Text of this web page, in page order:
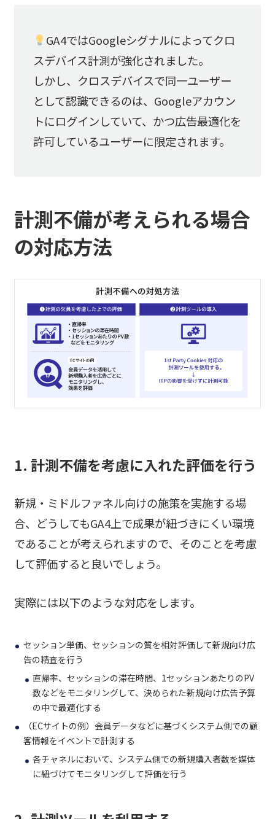
GA4ではGoogleシグナルによってクロ
スデバイス計測が強化されました。
しかし、クロスデバイスで同一ユーザー
として認識できるのは、Googleアカウン
トにログインしていて、かつ広告最適化を
許可しているユーザーに限定されます。
計測不備が考えられる場合
の対応方法
1. 計測不備を考慮に入れた評価を行う
新規・ミドルファネル向けの施策を実施する場
合、どうしてもGA4上で成果が紐づきにくい環境
であることが考えられますので、そのことを考慮
して評価すると良いでしょう。
実際には以下のような対応をします。
セッション単価、セッションの質を相対評価して新規向け広
告の精査を行う
直帰率、セッションの滞在時間、1セッションあたりのPV
数などをモニタリングして、決められた新規向け広告予算
の中で最適化する
（ECサイトの例）会員データなどに基づくシステム側での顧
客情報をイベントで計測する
各チャネルにおいて、システム側での新規購入者数を媒体
に紐づけてモニタリングして評価を行う